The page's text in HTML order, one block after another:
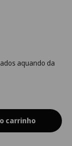
aquando da
carrinho